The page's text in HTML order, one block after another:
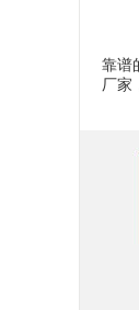
靠谱
厂家